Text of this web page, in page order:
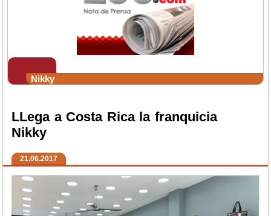
Nikky
LLega a Costa Rica la franquicia
Nikky
21.06.2017